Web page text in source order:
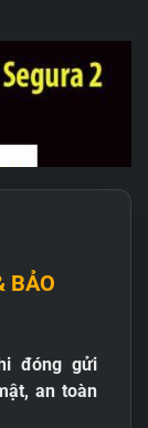
BẢO
đóng gửi
an toàn